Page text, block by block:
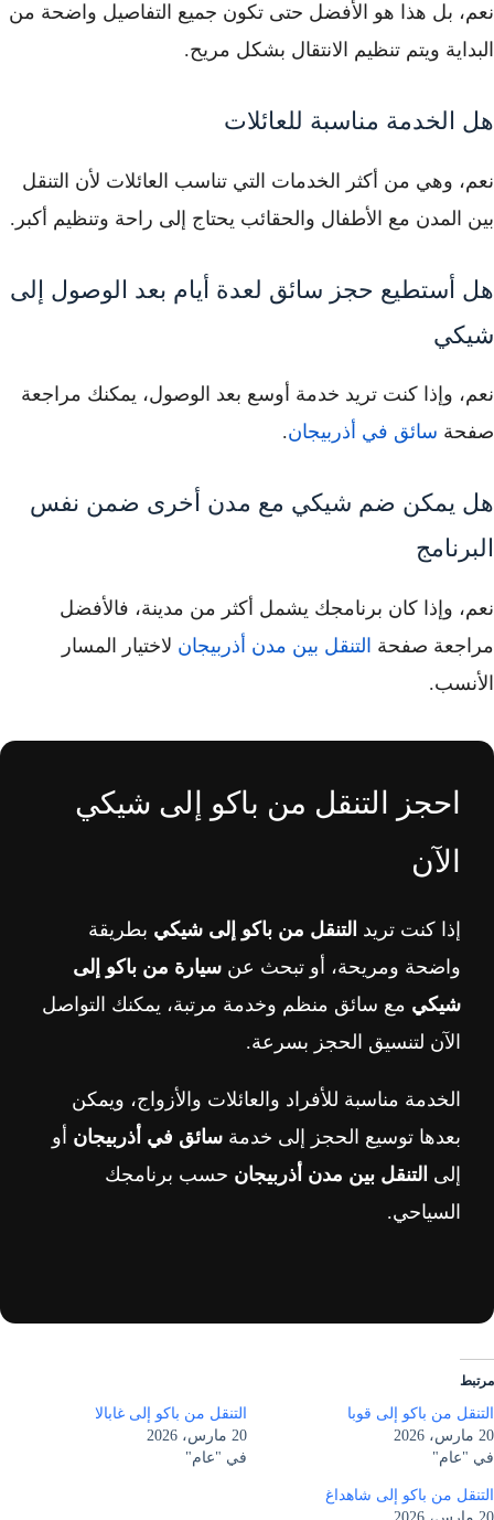
نعم، بل هذا هو الأفضل حتى تكون جميع التفاصيل واضحة من
البداية ويتم تنظيم الانتقال بشكل مريح.
هل الخدمة مناسبة للعائلات
نعم، وهي من أكثر الخدمات التي تناسب العائلات لأن التنقل
بين المدن مع الأطفال والحقائب يحتاج إلى راحة وتنظيم أكبر.
هل أستطيع حجز سائق لعدة أيام بعد الوصول إلى
شيكي
نعم، وإذا كنت تريد خدمة أوسع بعد الوصول، يمكنك مراجعة
صفحة سائق في أذربيجان.
هل يمكن ضم شيكي مع مدن أخرى ضمن نفس
البرنامج
نعم، وإذا كان برنامجك يشمل أكثر من مدينة، فالأفضل
مراجعة صفحة التنقل بين مدن أذربيجان لاختيار المسار
الأنسب.
احجز التنقل من باكو إلى شيكي
الآن
إذا كنت تريد التنقل من باكو إلى شيكي بطريقة
واضحة ومريحة، أو تبحث عن سيارة من باكو إلى
شيكي مع سائق منظم وخدمة مرتبة، يمكنك التواصل
الآن لتنسيق الحجز بسرعة.
الخدمة مناسبة للأفراد والعائلات والأزواج، ويمكن
بعدها توسيع الحجز إلى خدمة سائق في أذربيجان أو
إلى التنقل بين مدن أذربيجان حسب برنامجك
السياحي.
مرتبط
التنقل من باكو إلى قوبا
20 مارس، 2026
في "عام"
التنقل من باكو إلى غابالا
20 مارس، 2026
في "عام"
التنقل من باكو إلى شاهداغ